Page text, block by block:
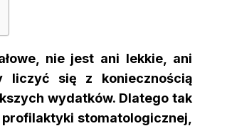
nie jest ani lekkie, ani
liczyć się z koniecznością
wydatków. Dlatego tak
stomatologicznej,